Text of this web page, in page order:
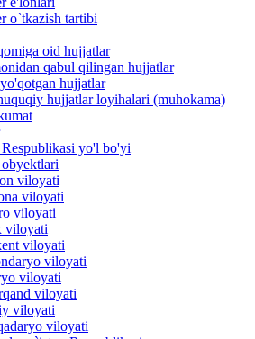
o`tkazish tartibi
oid hujjatlar
qabul qilingan hujjatlar
hujjatlar
hujjatlar loyihalari (muhokama)
yo'l bo'yi
viloyati
viloyati
viloyati
viloyati
viloyati
viloyati
viloyati
viloyati
viloyati
viloyati